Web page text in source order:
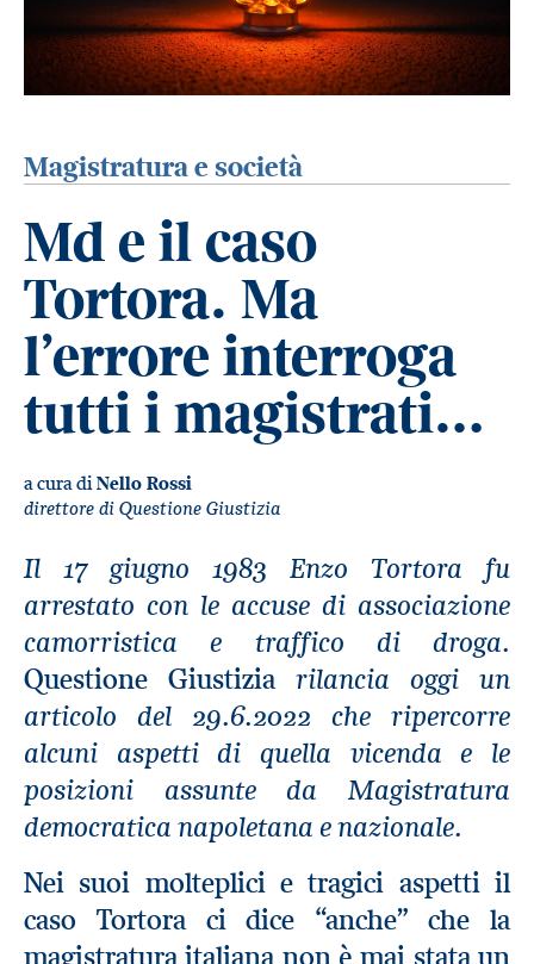
Magistratura e società
Md e il caso
Tortora. Ma
l’errore interroga
tutti i magistrati…
a cura diNello Rossi
direttore di Questione Giustizia
Il 17 giugno 1983 Enzo Tortora fu
arrestato con le accuse di associazione
camorristica e traffico di droga.
Questione Giustiziarilancia oggi un
articolo del 29.6.2022 che ripercorre
alcuni aspetti di quella vicenda e le
posizioni assunte da Magistratura
democratica napoletana e nazionale.
Nei suoi molteplici e tragici aspetti il
caso Tortora ci dice “anche” che la
magistratura italiana non è mai stata un